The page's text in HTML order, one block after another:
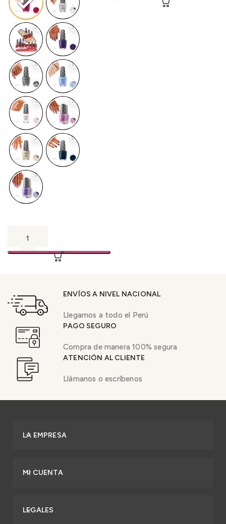
ENVÍOS A NIVEL NACIONAL
Llegamos a todo el Perú
PAGO SEGURO
Compra de manera 100% segura
ATENCIÓN AL CLIENTE
Llámanos o escríbenos
LA EMPRESA
MI CUENTA
LEGALES